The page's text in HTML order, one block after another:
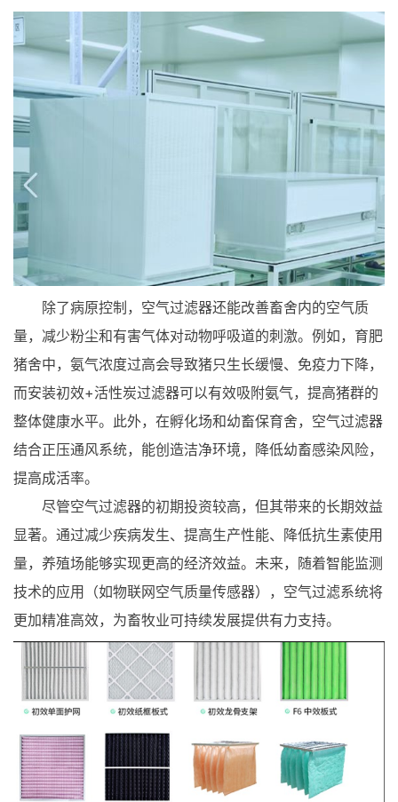
除了病原控制，空气过滤器还能改善畜舍内的空气质
量，减少粉尘和有害气体对动物呼吸道的刺激。例如，育肥
猪舍中，氨气浓度过高会导致猪只生长缓慢、免疫力下降，
而安装初效+活性炭过滤器可以有效吸附氨气，提高猪群的
整体健康水平。此外，在孵化场和幼畜保育舍，空气过滤器
结合正压通风系统，能创造洁净环境，降低幼畜感染风险，
提高成活率。
尽管空气过滤器的初期投资较高，但其带来的长期效益
显著。通过减少疾病发生、提高生产性能、降低抗生素使用
量，养殖场能够实现更高的经济效益。未来，随着智能监测
技术的应用（如物联网空气质量传感器），空气过滤系统将
更加精准高效，为畜牧业可持续发展提供有力支持。